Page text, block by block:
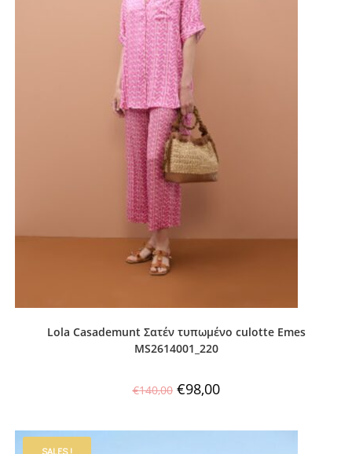
Lola Casademunt Σατέν τυπωμένο culotte Emes
MS2614001_220
€140,00 €98,00
SALES !